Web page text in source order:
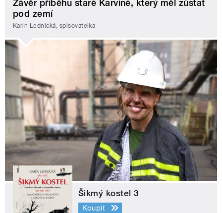
Závěr příběhu staré Karviné, který měl zůstat
pod zemí
Karin Lednická, spisovatelka
Šikmý kostel 3
Koupit